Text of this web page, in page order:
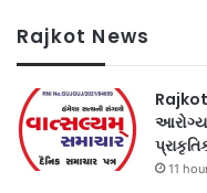
Rajkot News
11